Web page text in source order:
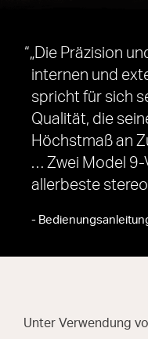
„Die Präzision
internen und
spricht für sich
Qualität, die
Höchstmaß an
… Zwei Model
allerbeste
-
Unter Verwendung